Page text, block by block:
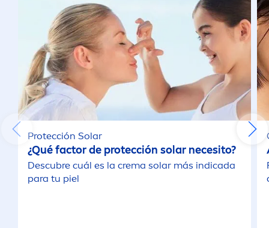
Protección Solar
¿Qué factor de protección solar necesito?
Descubre cuál es la crema solar más indicada
para tu piel